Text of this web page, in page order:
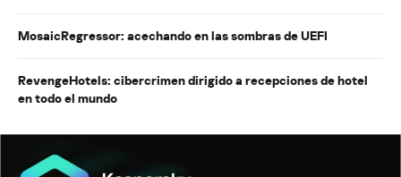
MosaicRegressor: acechando en las sombras de UEFI
RevengeHotels: cibercrimen dirigido a recepciones de hotel
en todo el mundo